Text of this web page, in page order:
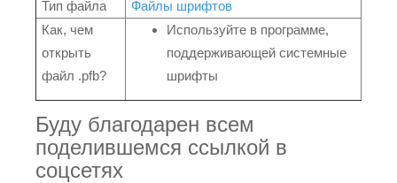
Тип файла
Файлы шрифтов
Как, чем
открыть
файл .pfb?
Используйте в программе,
поддерживающей системные
шрифты
Буду благодарен всем
поделившемся ссылкой в
соцсетях